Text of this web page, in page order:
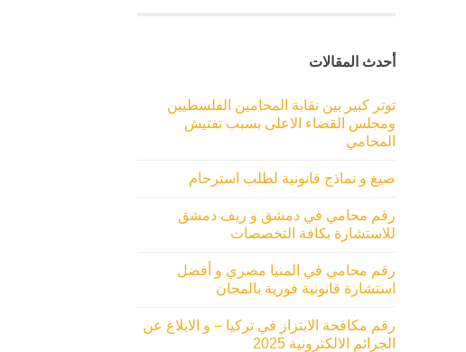
أحدث المقالات
توتر كبير بين نقابة المحامين الفلسطيين
ومجلس القضاء الاعلى بسبب تفتيش
المحامي
صيغ و نماذج قانونية لطلب استرحام
رقم محامي في دمشق و ريف دمشق
للاستشارة بكافة التخصصات
رقم محامي في المنيا مصري و أفضل
استشارة قانونية فورية بالمجان
رقم مكافحة الابتزاز في تركيا – و الابلاغ عن
الجرائم الالكترونية 2025